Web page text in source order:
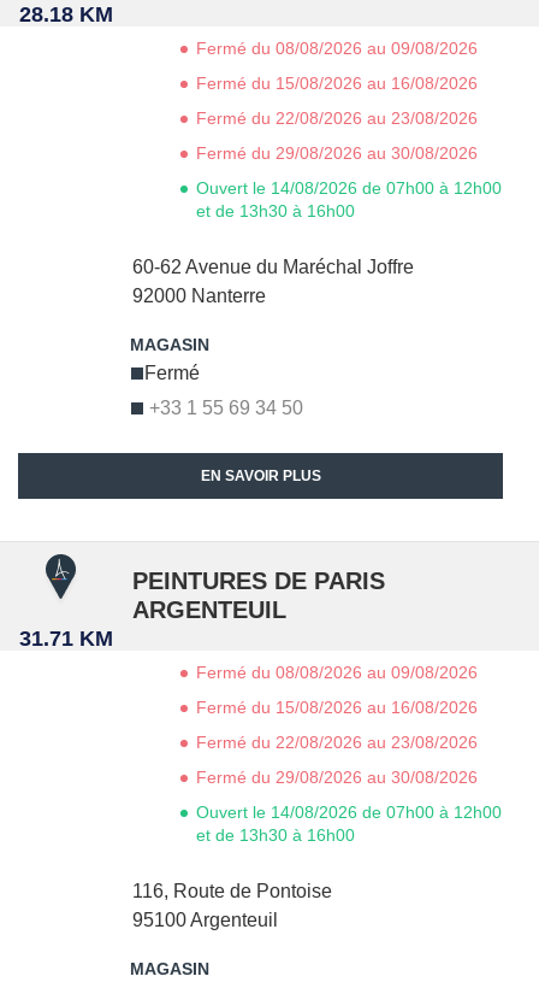
28.18 KM
60-62 Avenue du Maréchal Joffre
92000 Nanterre
+33 1 55 69 34 50
Fermé
Fermé du 08/08/2026 au 09/08/2026
Fermé du 15/08/2026 au 16/08/2026
Fermé du 22/08/2026 au 23/08/2026
Fermé du 29/08/2026 au 30/08/2026
Ouvert le 14/08/2026 de 07h00 à 12h00
et de 13h30 à 16h00
EN SAVOIR PLUS
31.71 KM
PEINTURES DE PARIS
ARGENTEUIL
116, Route de Pontoise
95100Argenteuil
Fermé du 08/08/2026 au 09/08/2026
Fermé du 15/08/2026 au 16/08/2026
Fermé du 22/08/2026 au 23/08/2026
Fermé du 29/08/2026 au 30/08/2026
Ouvert le 14/08/2026 de 07h00 à 12h00
et de 13h30 à 16h00